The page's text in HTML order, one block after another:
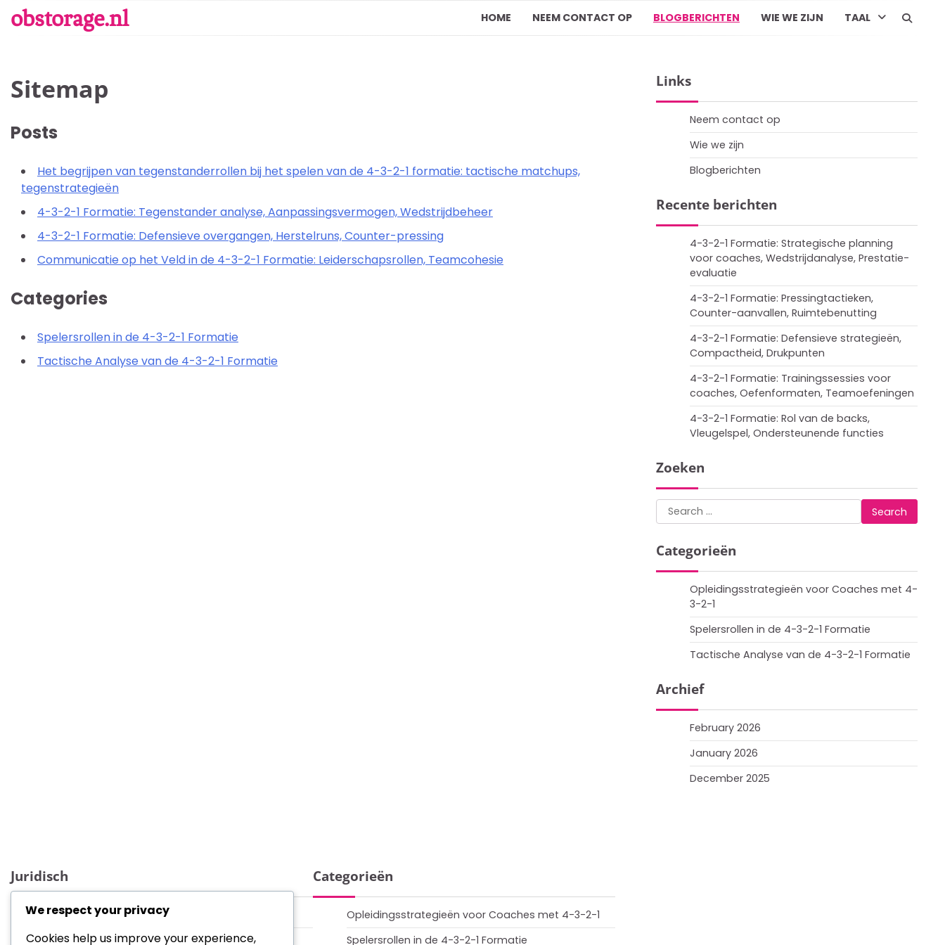
obstorage.nl HOME NEEM CONTACT OP BLOGBERICHTEN WIE WE ZIJN TAAL
Sitemap
Posts
Het begrijpen van tegenstanderrollen bij het spelen van de 4-3-2-1 formatie: tactische matchups,
tegenstrategieën
4-3-2-1 Formatie: Tegenstander analyse, Aanpassingsvermogen, Wedstrijdbeheer
4-3-2-1 Formatie: Defensieve overgangen, Herstelruns, Counter-pressing
Communicatie op het Veld in de 4-3-2-1 Formatie: Leiderschapsrollen, Teamcohesie
Categories
Spelersrollen in de 4-3-2-1 Formatie
Tactische Analyse van de 4-3-2-1 Formatie
Links
Neem contact op
Wie we zijn
Blogberichten
Recente berichten
4-3-2-1 Formatie: Strategische planning
voor coaches, Wedstrijdanalyse, Prestatie-
evaluatie
4-3-2-1 Formatie: Pressingtactieken,
Counter-aanvallen, Ruimtebenutting
4-3-2-1 Formatie: Defensieve strategieën,
Compactheid, Drukpunten
4-3-2-1 Formatie: Trainingssessies voor
coaches, Oefenformaten, Teamoefeningen
4-3-2-1 Formatie: Rol van de backs,
Vleugelspel, Ondersteunende functies
Zoeken
Search
for:
Categorieën
Opleidingsstrategieën voor Coaches met 4-
3-2-1
Spelersrollen in de 4-3-2-1 Formatie
Tactische Analyse van de 4-3-2-1 Formatie
Archief
February 2026
January 2026
December 2025
Juridisch
Wie we zijn
Cookievoorkeuren
Categorieën
Opleidingsstrategieën voor Coaches met 4-3-2-1
Spelersrollen in de 4-3-2-1 Formatie
We respect your privacy
Cookies help us improve your experience,